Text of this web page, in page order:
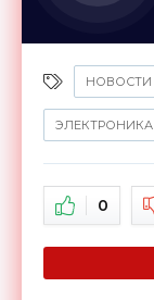
НОВОСТИ
ЭЛЕКТРОНИКА
0